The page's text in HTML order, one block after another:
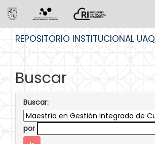
REPOSITORIO INSTITUCIONAL UAQ
Buscar
Buscar:
por